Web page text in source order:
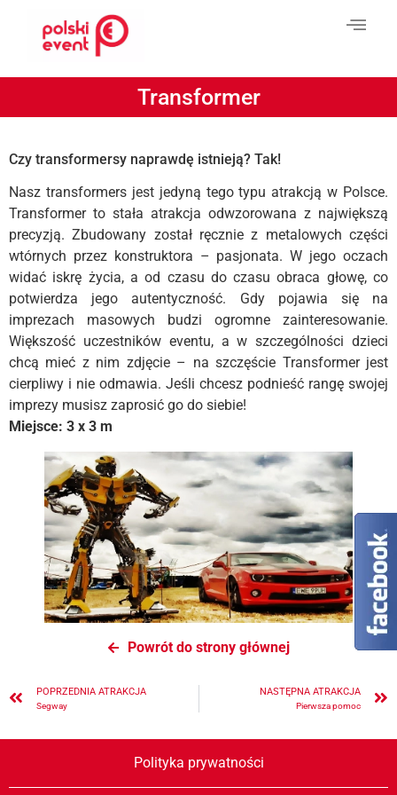
Transformer
Czy transformersy naprawdę istnieją? Tak!
Nasz transformers jest jedyną tego typu atrakcją w Polsce.
Transformer to stała atrakcja odwzorowana z największą
precyzją. Zbudowany został ręcznie z metalowych części
wtórnych przez konstruktora – pasjonata. W jego oczach
widać iskrę życia, a od czasu do czasu obraca głowę, co
potwierdza jego autentyczność. Gdy pojawia się na
imprezach masowych budzi ogromne zainteresowanie.
Większość uczestników eventu, a w szczególności dzieci
chcą mieć z nim zdjęcie – na szczęście Transformer jest
cierpliwy i nie odmawia. Jeśli chcesz podnieść rangę swojej
imprezy musisz zaprosić go do siebie!
Miejsce: 3 x 3 m
Powrót do strony głównej
POPRZEDNIA ATRAKCJA
Segway
NASTĘPNA ATRAKCJA
Pierwsza pomoc
Polityka prywatności